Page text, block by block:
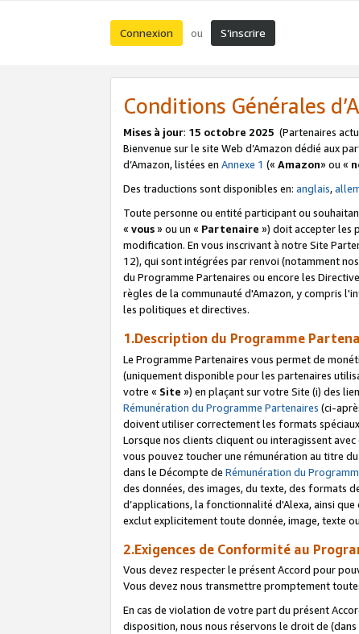
Connexion ou S’inscrire
Conditions Générales
Mises à jour: 15 octobre 2025 (Partenaires
Bienvenue sur le site Web d’Amazon dédié aux
d’Amazon, listées en Annexe 1 (« Amazon» ou «
Des traductions sont disponibles en: anglais,
Toute personne ou entité participant ou
« vous» ou un « Partenaire ») doit accepter les
modification. En vous inscrivant à notre Site
12), qui sont intégrées par renvoi (notamment
du Programme Partenaires ou encore les
règles de la communauté d'Amazon, y compris
les politiques et directives.
1.Description du Programme
Le Programme Partenaires vous permet de
(uniquement disponible pour les partenaires
votre « Site ») en plaçant sur votre Site (i) des
Rémunération du Programme Partenaires (ci-
doivent utiliser correctement les formats
Lorsque nos clients cliquent ou interagissent
vous pouvez toucher une rémunération au titre
dans le Décompte de Rémunération du
des données, des images, du texte, des formats
d’applications, la fonctionnalité d'Alexa, ainsi
exclut explicitement toute donnée, image, texte
2.Exigences de Conformité au
Vous devez respecter le présent Accord pour
Vous devez nous transmettre promptement
En cas de violation de votre part du présent
disposition, nous nous réservons le droit de